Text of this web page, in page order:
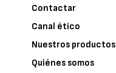
Contactar
Canal ético
Nuestros productos
Quiénes somos